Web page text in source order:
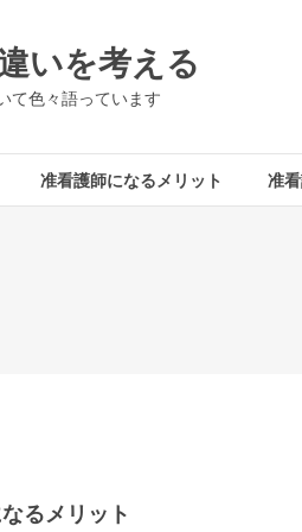
いを考える
て色々語っています
准看護師になるメリット 准
るメリット